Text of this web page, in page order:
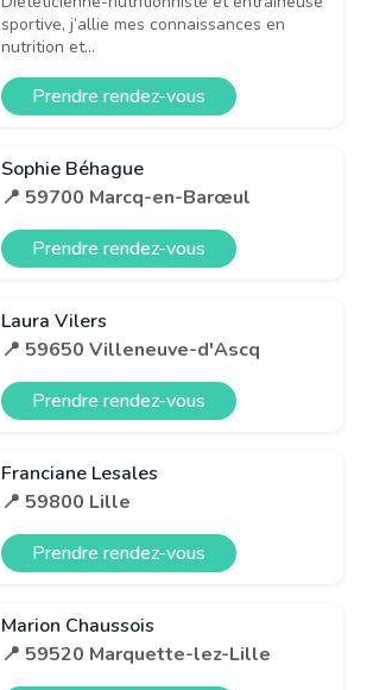
sportive, j’allie mes connaissances en
nutrition et...
Prendre rendez-vous
Sophie Béhague
📍 59700 Marcq-en-Barœul
Prendre rendez-vous
Laura Vilers
📍 59650 Villeneuve-d'Ascq
Prendre rendez-vous
Franciane Lesales
📍 59800 Lille
Prendre rendez-vous
Marion Chaussois
📍 59520 Marquette-lez-Lille